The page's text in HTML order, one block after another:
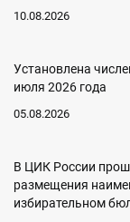
10.08.2026
Установлена
июля 2026 года
05.08.2026
В ЦИК России
размещения
избирательном